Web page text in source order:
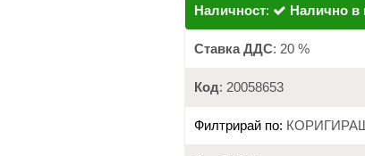
Наличност: Налично в
Ставка ДДС: 20 %
Код: 20058653
Филтрирай по: